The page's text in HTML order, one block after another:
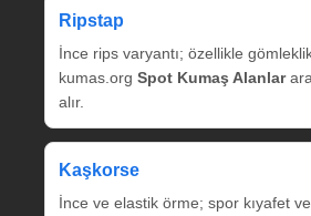
Ripstap
İnce rips varyantı; özellikle
kumas.org Spot Kumaş Alanlar
alır.
Kaşkorse
İnce ve elastik örme; spor kıyafet